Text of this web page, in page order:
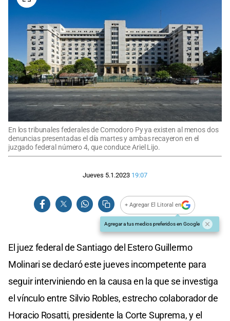
En los tribunales federales de Comodoro Py ya existen al menos dos
denuncias presentadas el día martes y ambas recayeron en el
juzgado federal número 4, que conduce Ariel Lijo.
Jueves 5.1.2023 19:07
+ Agregar El Litoral en
Agregar a tus medios preferidos en Google
El juez federal de Santiago del Estero Guillermo
Molinari se declaró este jueves incompetente para
seguir interviniendo en la causa en la que se investiga
el vínculo entre Silvio Robles, estrecho colaborador de
Horacio Rosatti, presidente la Corte Suprema, y el